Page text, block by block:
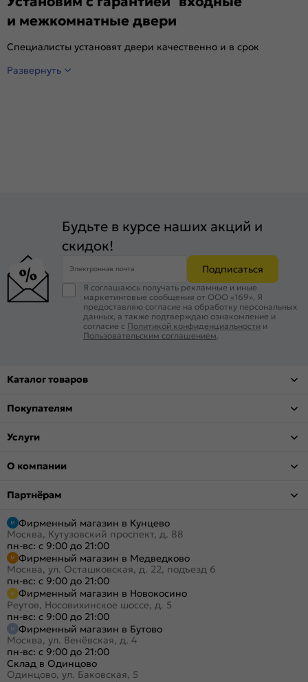
и межкомнатные двери
Специалисты установят двери качественно и в срок
Развернуть
Будьте в курсе наших акций и
скидок!
Электронная почта Подписаться
Я соглашаюсь получать рекламные и иные
маркетинговые сообщения от ООО «169». Я
предоставляю согласие на обработку персональных
данных, а также подтверждаю ознакомление и
согласие с Политикой конфиденциальности и
Пользовательским соглашением.
Каталог товаров
Покупателям
Услуги
О компании
Партнёрам
Фирменный магазин в Кунцево
Москва, Кутузовский проспект, д. 88
пн-вс: с 9:00 до 21:00
Фирменный магазин в Медведково
Москва, ул. Осташковская, д. 22, подъезд 6
пн-вс: с 9:00 до 21:00
Фирменный магазин в Новокосино
Реутов, Носовихинское шоссе, д. 5
пн-вс: с 9:00 до 21:00
Фирменный магазин в Бутово
Москва, ул. Венёвская, д. 4
пн-вс: с 9:00 до 21:00
Склад в Одинцово
Одинцово, ул. Баковская, 5